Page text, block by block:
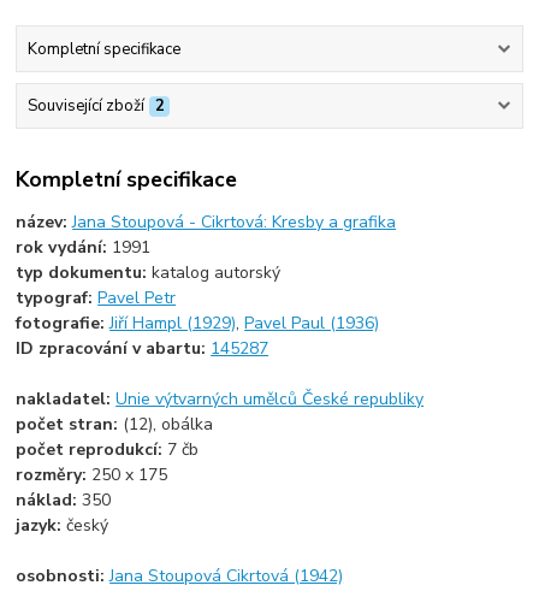
Kompletní specifikace
Související zboží 2
Kompletní specifikace
název:Jana Stoupová - Cikrtová: Kresby a grafika
rok vydání: 1991
typ dokumentu:katalog autorský
typograf:Pavel Petr
fotografie:Jiří Hampl (1929),Pavel Paul (1936)
ID zpracování v abartu: 145287
nakladatel:Unie výtvarných umělců České republiky
počet stran: (12), obálka
počet reprodukcí: 7 čb
rozměry: 250 x 175
náklad:350
jazyk:český
osobnosti:Jana Stoupová Cikrtová (1942)